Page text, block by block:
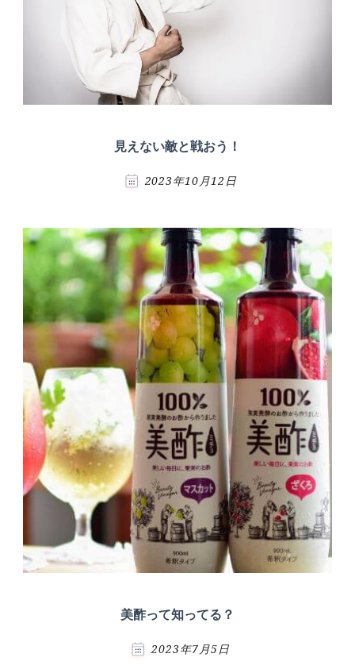
見えない敵と戦おう！
2023年10月12日
美酢って知ってる？
2023年7月5日